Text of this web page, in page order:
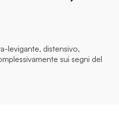
levigante, distensivo,
sui segni del